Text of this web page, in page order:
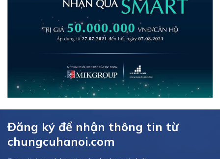
Đăng ký để nhận thông tin từ
chungcuhanoi.com